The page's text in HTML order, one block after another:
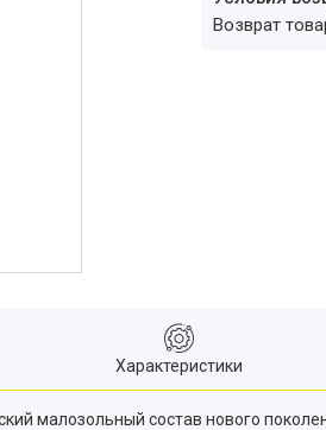
возврат
Характеристики
малозольный состав нового